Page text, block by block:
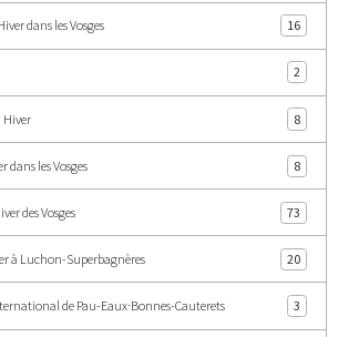
dans les Vosges 16
2
Hiver 8
dans les Vosges 8
des Vosges 73
à Luchon-Superbagnères 20
de Pau-Eaux·Bonnes-Cauterets 3